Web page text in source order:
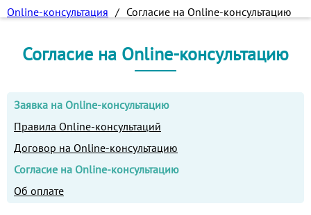
Online-консультация / Согласие на Online-консультацию
Согласие на Online-консультацию
Заявка на Online-консультацию
Правила Online-консультаций
Договор на Online-консультацию
Согласие на Online-консультацию
Об оплате